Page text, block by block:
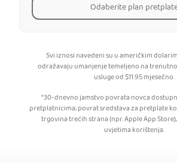
Odaberite plan
Svi iznosi navedeni su u američkim
odražavaju umanjenje temeljeno na
usluge od$11.95mjesečno.
*30-dnevno jamstvo povrata novca
pretplatnicima; povrat sredstava za pretplate
trgovina trećih strana (npr. Apple App
uvjetima korištenja.